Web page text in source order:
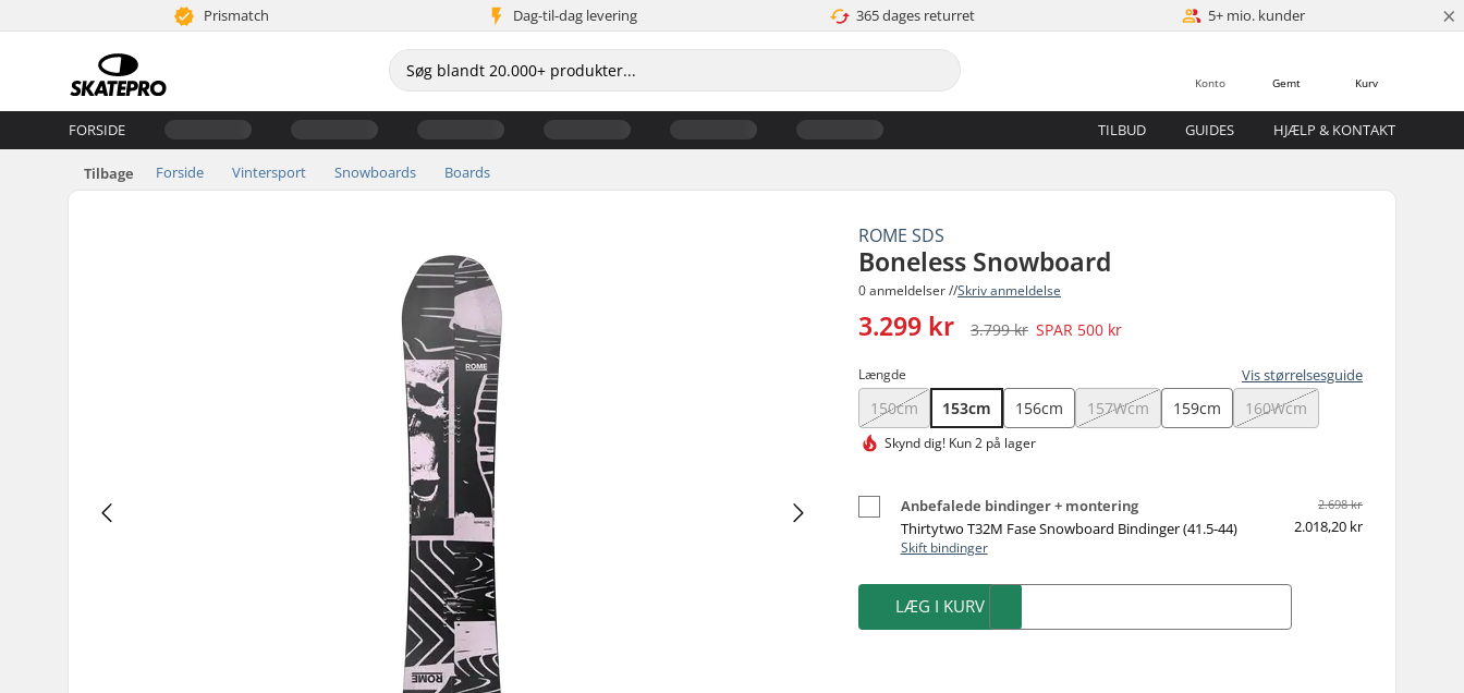
Prismatch Dag-til-dag levering 365 dages returret 5+ mio. kunder ×
Kurv
Gemt
Konto
FORSIDE TILBUD GUIDES HJÆLP & KONTAKT
Tilbage Forside Vintersport Snowboards Boards
ROME SDS
Boneless Snowboard
0 anmeldelser //Skriv anmeldelse
3.299 kr 3.799 kr SPAR 500 kr
Længde Vis størrelsesguide
150cm 153cm 156cm 157Wcm 159cm 160Wcm
Skynd dig! Kun 2 på lager
Anbefalede bindinger + montering
Thirtytwo T32M Fase Snowboard Bindinger (41.5-44)
Skift bindinger
2.698 kr
2.018,20 kr
LÆG I KURV